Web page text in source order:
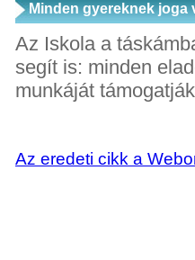
Minden gyereknek joga
Az Iskola a
segít is: minden
munkáját
Az eredeti cikk a